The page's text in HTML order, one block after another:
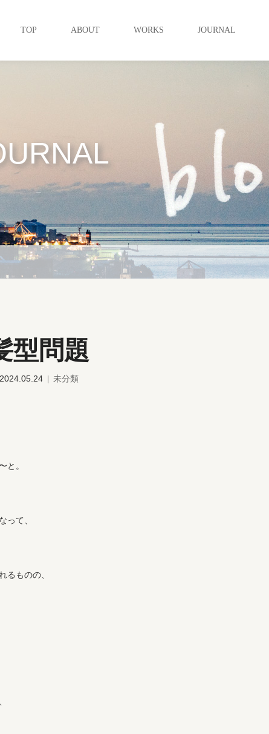
TOP ABOUT WORKS JOURNAL
_
型問題
2024.05.24 未分類
と。
って、
るものの、